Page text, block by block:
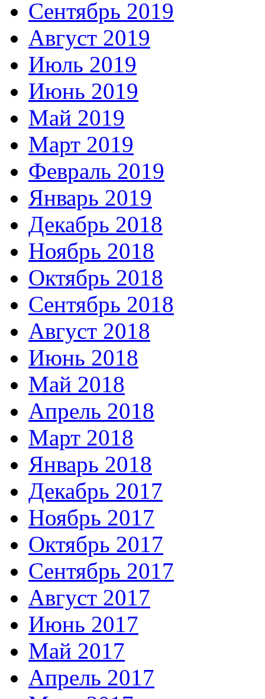
Сентябрь 2019
Август 2019
Июль 2019
Июнь 2019
Май 2019
Март 2019
Февраль 2019
Январь 2019
Декабрь 2018
Ноябрь 2018
Октябрь 2018
Сентябрь 2018
Август 2018
Июнь 2018
Май 2018
Апрель 2018
Март 2018
Январь 2018
Декабрь 2017
Ноябрь 2017
Октябрь 2017
Сентябрь 2017
Август 2017
Июнь 2017
Май 2017
Апрель 2017